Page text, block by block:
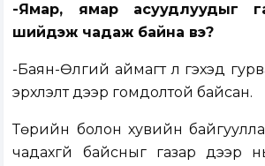
-Ямар, ямар асуудлуудыг
шийдэж чадаж байна вэ?
-Баян-Өлгий аймагт л гэхэд
эрхлэлт дээр гомдолтой байсан.
Төрийн болон хувийн
чадахгүй байсныг газар дээр